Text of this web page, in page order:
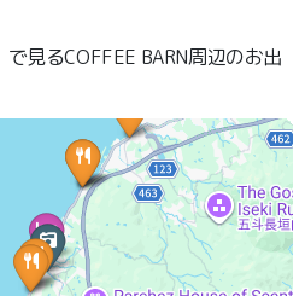
見るCOFFEE BARN周辺のお出